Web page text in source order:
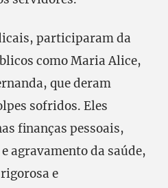
participaram da
como Maria Alice,
que deram
sofridos. Eles
finanças pessoais,
agravamento da saúde,
e